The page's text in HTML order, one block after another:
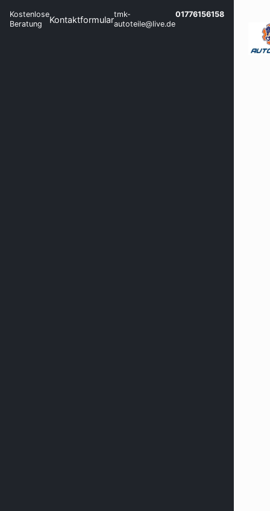
Kostenlose
Beratung
Kontaktformulartmk-
autoteile@live.de
01776156158